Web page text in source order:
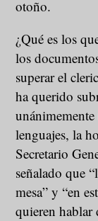
otoño.
¿Qué es los
los
superar el
ha querido
lenguajes, la
Secretario
señalado que
mesa” y “en
quieren hablar